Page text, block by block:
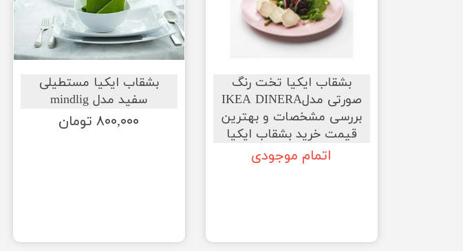
بشقاب ایکیا تخت رنگ
صورتی مدلIKEA DINERA
بررسی مشخصات و بهترین
قیمت خرید بشقاب ایکیا
اتمام موجودی
بشقاب ایکیا مستطیلی
سفید مدل mindlig
۸۰۰,۰۰۰ تومان